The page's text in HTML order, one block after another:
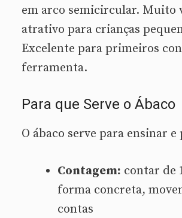
em arco semicircular. Muito
atrativo para crianças
Excelente para primeiros
ferramenta.
Para que Serve o Ábaco
O ábaco serve para ensinar
Contagem: contar de
forma concreta,
contas